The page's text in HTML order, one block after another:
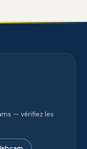
— vérifiez les